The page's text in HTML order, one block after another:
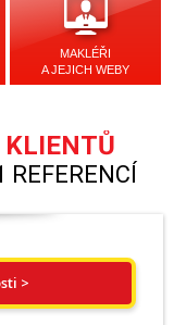
MAKLÉŘI
A JEJICH WEBY
KLIENTŮ
>